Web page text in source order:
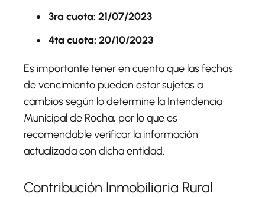
3ra cuota: 21/07/2023
4ta cuota: 20/10/2023
Es importante tener en cuenta que las fechas
de vencimiento pueden estar sujetas a
cambios según lo determine la Intendencia
Municipal de Rocha, por lo que es
recomendable verificar la información
actualizada con dicha entidad.
Contribución Inmobiliaria Rural